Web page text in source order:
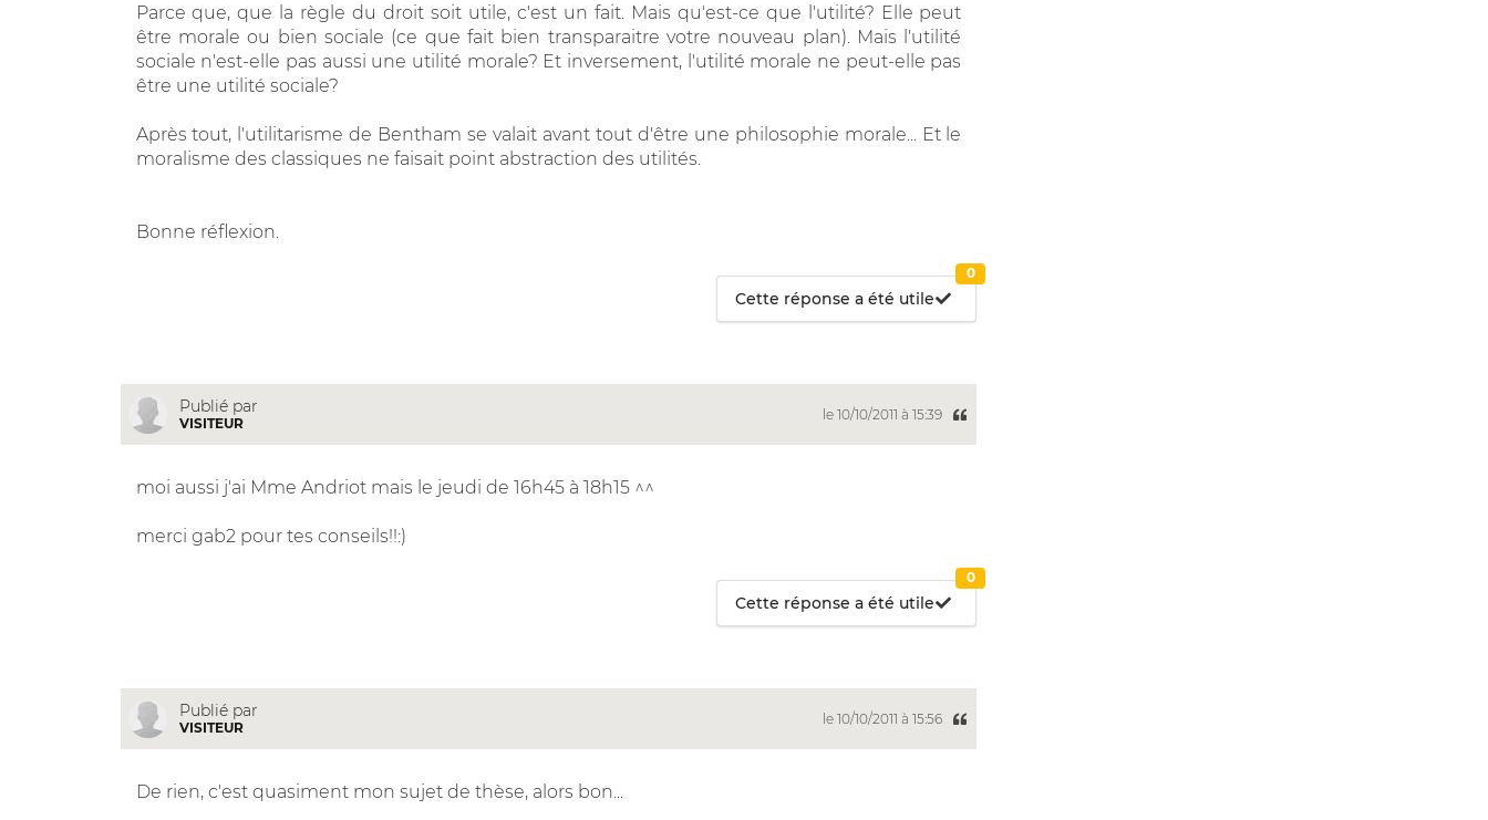
Parce que, que la règle du droit soit utile, c'est un fait. Mais qu'est-ce que l'utilité? Elle peut
être morale ou bien sociale (ce que fait bien transparaitre votre nouveau plan). Mais l'utilité
sociale n'est-elle pas aussi une utilité morale? Et inversement, l'utilité morale ne peut-elle pas
être une utilité sociale?
Après tout, l'utilitarisme de Bentham se valait avant tout d'être une philosophie morale... Et le
moralisme des classiques ne faisait point abstraction des utilités.
Bonne réflexion.
Cette réponse a été utile
0
Publié par
VISITEUR
le 10/10/2011 à 15:39
moi aussi j'ai Mme Andriot mais le jeudi de 16h45 à 18h15 ^^
merci gab2 pour tes conseils!!:)
Cette réponse a été utile
0
Publié par
VISITEUR
le 10/10/2011 à 15:56
De rien, c'est quasiment mon sujet de thèse, alors bon...